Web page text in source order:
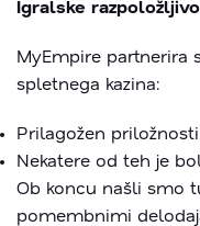
Igralske
MyEmpire partnerira
spletnega kazina:
Prilagožen priložnosti
Nekatere od teh je
Ob koncu našli smo
pomembnimi